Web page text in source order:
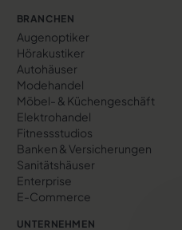
BRANCHEN
Augenoptiker
Hörakustiker
Autohäuser
Modehandel
Möbel- & Küchengeschäft
Elektrohandel
Fitnessstudios
Banken & Versicherungen
Sanitätshäuser
Enterprise
E-Commerce
UNTERNEHMEN